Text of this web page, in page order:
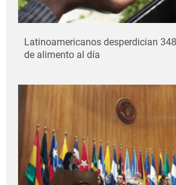
Latinoamericanos desperdician
de alimento al día